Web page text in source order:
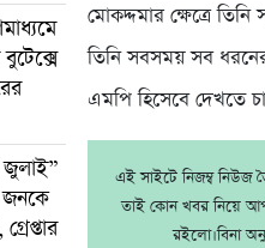
জুলাই”
মোকদ্দমার ক্ষেত্রে
তিনি সবসময় সব
এমপি হিসেবে দেখতে
এই সাইটে নিজম্ব নিউজ
তাই কোন খবর নিয়ে
রইলো।বিনা